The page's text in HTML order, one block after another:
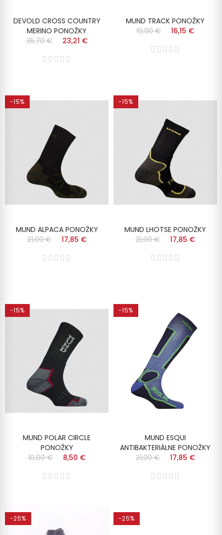
DEVOLD CROSS COUNTRY
MERINO PONOŽKY
35,70 €
23,21 €
MUND TRACK PONOŽKY
19,00 €
16,15 €
-15%
MUND ALPACA PONOŽKY
21,00 €
17,85 €
-15%
MUND LHOTSE PONOŽKY
21,00 €
17,85 €
-15%
MUND POLAR CIRCLE
PONOŽKY
10,00 €
8,50 €
-15%
MUND ESQUI
ANTIBAKTERIÁLNE PONOŽKY
21,00 €
17,85 €
-25% -25%